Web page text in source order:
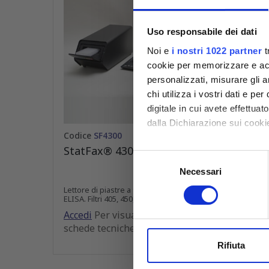
Uso responsabile dei dati
Noi e i nostri 1022 partner
cookie per memorizzare e
personalizzati, misurare gli
chi utilizza i vostri dati e per
digitale in cui avete
dalla Dichiarazione sui
Con il tuo consenso,
raccogliere
Approfondisci come
Utilizziamo i cookie per
Necessari
Rifiuta
Codice SF4300
StatFax® 4300 (ChroMate®)
Lettore di piastre a 96 pozzetti per test
ELISA. Filtri 405, 450, 492 e 630 nm
Accedi Per visualizzare prezzi e
schede tecniche
Cono